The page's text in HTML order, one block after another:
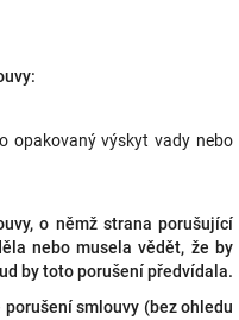
opakovaný výskyt vady nebo
o němž strana porušující
nebo musela vědět, že by
by toto porušení předvídala.
smlouvy (bez ohledu